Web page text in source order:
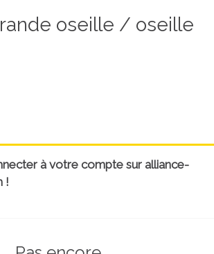
oseille / oseille
à votre compte sur alliance-
!